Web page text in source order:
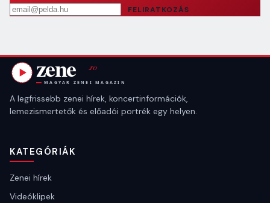
Email cím
FELIRATKOZÁS
A legfrissebb zenei hírek, koncertinformációk,
lemezismertetők és előadói portrék egy helyen.
KATEGÓRIÁK
Zenei hírek
Videóklipek